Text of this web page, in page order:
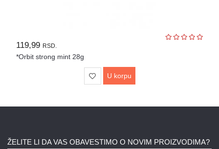
119,99 RSD.
*Orbit strong mint 28g
U korpu
ŽELITE LI DA VAS OBAVESTIMO O NOVIM PROIZVODIMA?